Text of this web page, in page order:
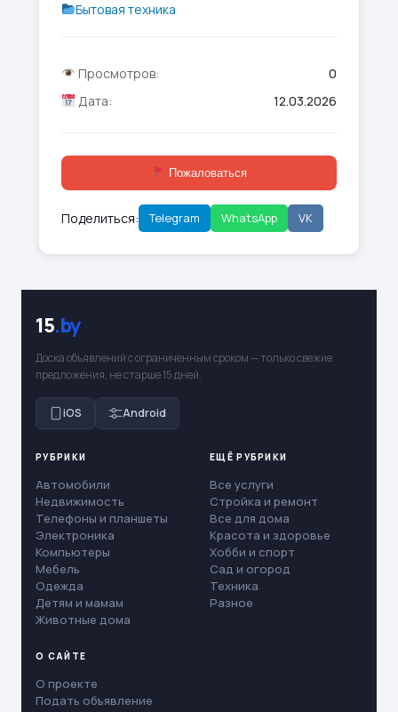
Бытовая техника
Просмотров:
0
Дата:
12.03.2026
Пожаловаться
Поделиться: Telegram WhatsApp VK
15.by
Доска объявлений с ограниченным сроком — только свежие
предложения, не старше 15 дней.
iOS Android
РУБРИКИ
Автомобили
Недвижимость
Телефоны и планшеты
Электроника
Компьютеры
Мебель
Одежда
Детям и мамам
Животные дома
ЕЩЁ РУБРИКИ
Все услуги
Стройка и ремонт
Все для дома
Красота и здоровье
Хобби и спорт
Сад и огород
Техника
Разное
О САЙТЕ
О проекте
Подать объявление